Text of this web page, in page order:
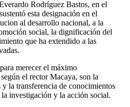
Rodríguez Bastos, en el
esta designación en el
al desarrollo nacional, a la
social, la dignificación del
que ha extendido a las
merecer el máximo
el rector Macaya, son la
la transferencia de conocimientos
investigación y la acción social.